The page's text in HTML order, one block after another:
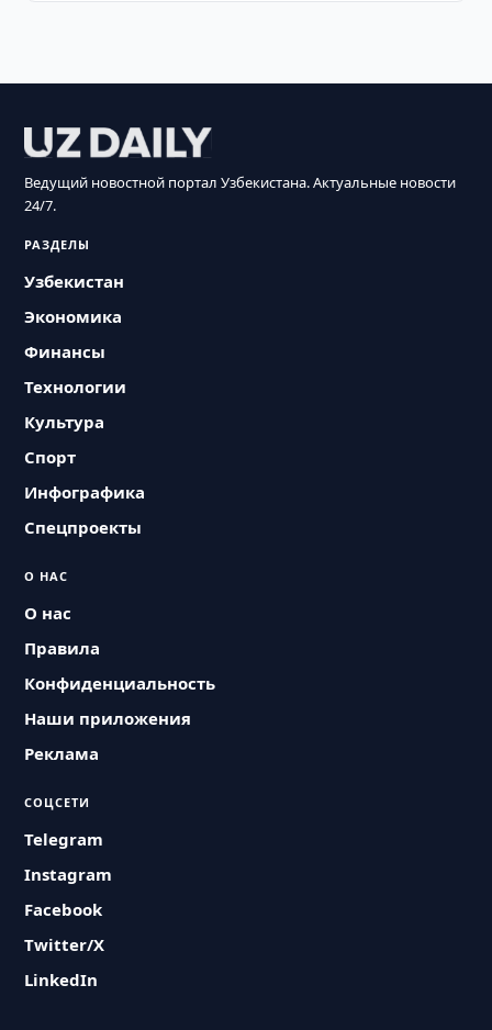
Ведущий новостной портал Узбекистана. Актуальные новости
24/7.
РАЗДЕЛЫ
Узбекистан
Экономика
Финансы
Технологии
Культура
Спорт
Инфографика
Спецпроекты
О НАС
О нас
Правила
Конфиденциальность
Наши приложения
Реклама
СОЦСЕТИ
Telegram
Instagram
Facebook
Twitter/X
LinkedIn